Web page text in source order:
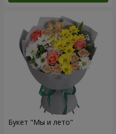
Букет "Мы и лето"